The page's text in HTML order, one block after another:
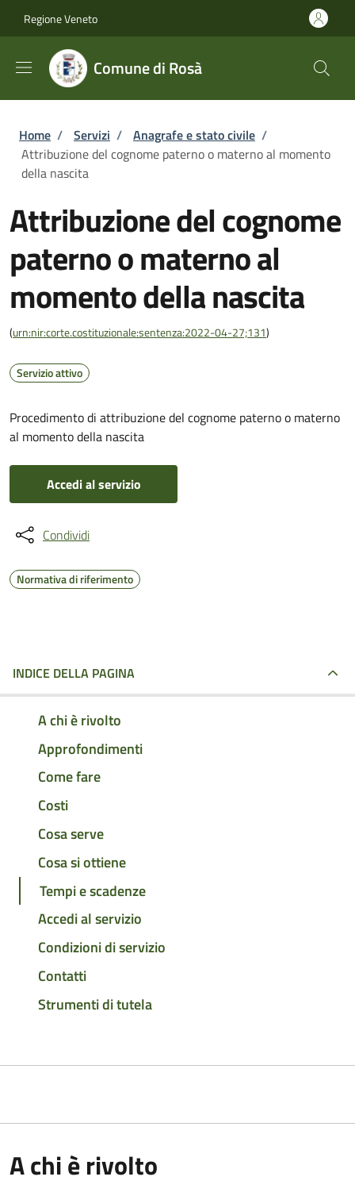
Regione Veneto
Comune di Rosà
Briciole di pane
Home / Servizi / Anagrafe e stato civile /
Attribuzione del cognome paterno o materno al momento
della nascita
Attribuzione del cognome
paterno o materno al
momento della nascita
(urn:nir:corte.costituzionale:sentenza:2022-04-27;131)
Servizio attivo
Procedimento di attribuzione del cognome paterno o materno
al momento della nascita
Accedi al servizio
Condividi
Normativa di riferimento
INDICE DELLA PAGINA
A chi è rivolto
Approfondimenti
Come fare
Costi
Cosa serve
Cosa si ottiene
Tempi e scadenze
Accedi al servizio
Condizioni di servizio
Contatti
Strumenti di tutela
A chi è rivolto